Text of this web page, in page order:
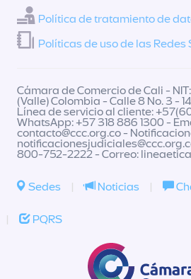
Política de tratamiento de
Políticas de uso de las Redes
Cámara de Comercio de Cali -
(Valle) Colombia - Calle 8 No. 3 - 14
Línea de servicio al cliente:
WhatsApp: +57 318 886 1300 -
contacto@ccc.org.co-
800-752-2222 - Correo:
Sedes | Noticias |
| PQRS